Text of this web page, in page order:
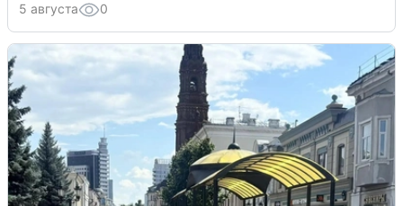
5 августа 0